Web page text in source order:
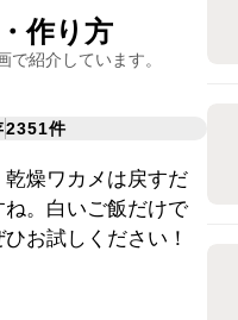
作り方
で紹介しています。
2351件
燥ワカメは戻すだ
。白いご飯だけで
お試しください！